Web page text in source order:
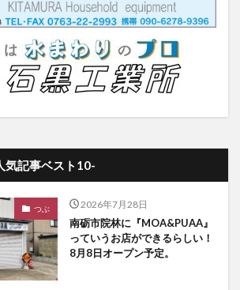
気記事ベスト10-
つぶ 2026年7月28日
南砺市院林に『MOA&PUAA』
っていうお店ができるらしい！
8月8日オープン予定。